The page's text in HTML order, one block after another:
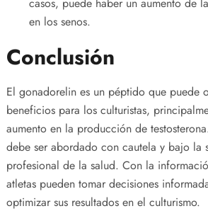
en los senos.
Conclusión
El gonadorelin es un péptido que puede
beneficios para los culturistas,
aumento en la producción de
debe ser abordado con cautela y bajo la
profesional de la salud. Con la
atletas pueden tomar decisiones
optimizar sus resultados en el culturismo.